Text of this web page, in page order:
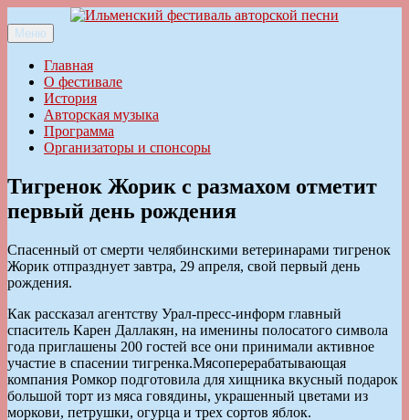
к
содержимому
Ильменский фестиваль авторской песни
Меню
Главная
О фестивале
История
Авторская музыка
Программа
Организаторы и спонсоры
Тигренок Жорик с размахом отметит
первый день рождения
Спасенный от смерти челябинскими ветеринарами тигренок
Жорик отпразднует завтра, 29 апреля, свой первый день
рождения.
Как рассказал агентству Урал-пресс-информ главный
спаситель Карен Даллакян, на именины полосатого символа
года приглашены 200 гостей все они принимали активное
участие в спасении тигренка.Мясоперерабатывающая
компания Ромкор подготовила для хищника вкусный подарок
большой торт из мяса говядины, украшенный цветами из
моркови, петрушки, огурца и трех сортов яблок.